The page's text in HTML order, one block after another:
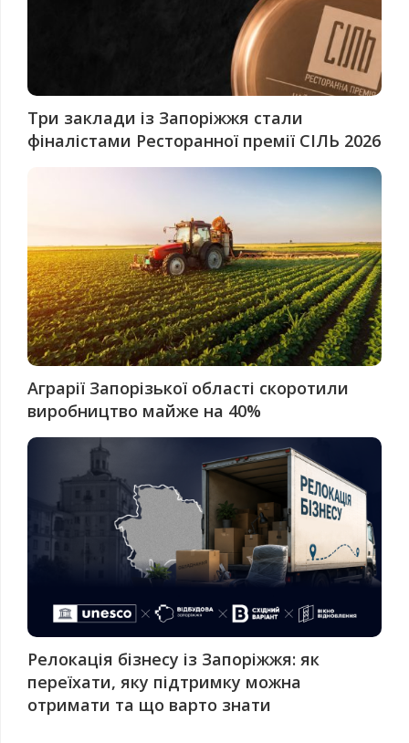
Три заклади із Запоріжжя стали
фіналістами Ресторанної премії СІЛЬ 2026
Аграрії Запорізької області скоротили
виробництво майже на 40%
Релокація бізнесу із Запоріжжя: як
переїхати, яку підтримку можна
отримати та що варто знати